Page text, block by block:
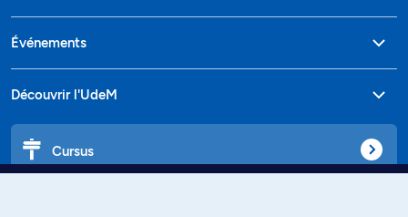
Événements
Découvrir l'UdeM
Cursus